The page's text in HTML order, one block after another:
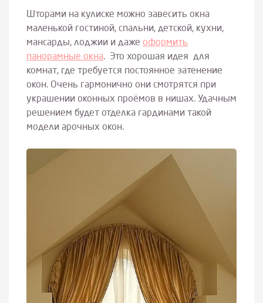
Шторами на кулиске можно завесить окна
маленькой гостиной, спальни, детской, кухни,
мансарды, лоджии и даже оформить
панорамные окна. Это хорошая идея для
комнат, где требуется постоянное затенение
окон. Очень гармонично они смотрятся при
украшении оконных проёмов в нишах. Удачным
решением будет отделка гардинами такой
модели арочных окон.